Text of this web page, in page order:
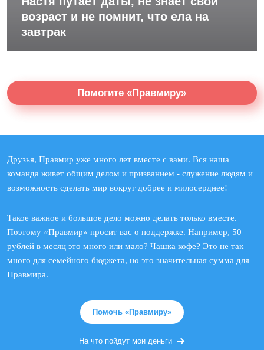
возраст и не помнит, что ела на
завтрак
Помогите «Правмиру»
Друзья, Правмир уже много лет вместе с вами. Вся наша
команда живет общим делом и призванием - служение людям и
возможность сделать мир вокруг добрее и милосерднее!
Такое важное и большое дело можно делать только вместе.
Поэтому «Правмир» просит вас о поддержке. Например, 50
рублей в месяц это много или мало? Чашка кофе? Это не так
много для семейного бюджета, но это значительная сумма для
Правмира.
Помочь «Правмиру»
На что пойдут мои деньги